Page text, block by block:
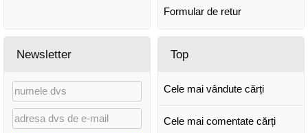
Formular de retur
Newsletter Top
Cele mai vândute cărți
Cele mai comentate cărți